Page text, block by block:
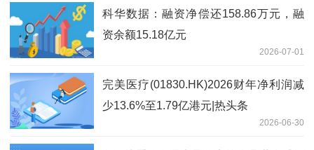
科华数据：融资净偿还158.86万元，融
资余额15.18亿元
2026-07-01
完美医疗(01830.HK)2026财年净利润减
少13.6%至1.79亿港元|热头条
2026-06-30